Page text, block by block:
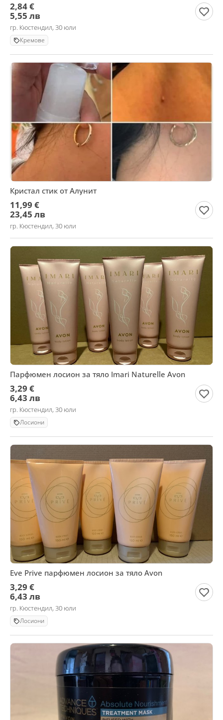
2,84 €
5,55 лв
гр. Кюстендил, 30 юли
Кремове
Кристал стик от Алунит
11,99 €
23,45 лв
гр. Кюстендил, 30 юли
Парфюмен лосион за тяло Imari Naturelle Avon
3,29 €
6,43 лв
гр. Кюстендил, 30 юли
Лосиони
Eve Prive парфюмен лосион за тяло Avon
3,29 €
6,43 лв
гр. Кюстендил, 30 юли
Лосиони